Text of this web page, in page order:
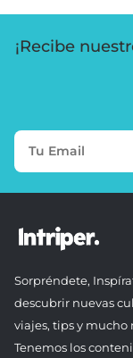
¡Recibe
Sorpréndete,
descubrir nuevas
viajes, tips y mucho
Tenemos los